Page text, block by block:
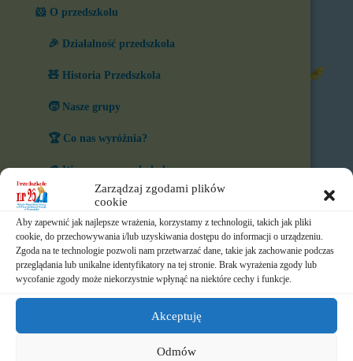
Zarządzaj zgodami plików
cookie
Aby zapewnić jak najlepsze wrażenia, korzystamy z technologii, takich jak pliki
cookie, do przechowywania i/lub uzyskiwania dostępu do informacji o urządzeniu.
Zgoda na te technologie pozwoli nam przetwarzać dane, takie jak zachowanie podczas
przeglądania lub unikalne identyfikatory na tej stronie. Brak wyrażenia zgody lub
wycofanie zgody może niekorzystnie wpłynąć na niektóre cechy i funkcje.
Akceptuję
Odmów
🐹 O przedszkolu
🎉 Działalność przedszkola
🧸 Historia Przedszkola
🧒 Nasze grupy
🏆 Co nas wyróżnia?
🎨 W naszym przedszkolu
⏲️ Ramowy rozkład dnia
📃 Dokumenty
⛪ Historia Zgromadzenia
📧 Kontakt